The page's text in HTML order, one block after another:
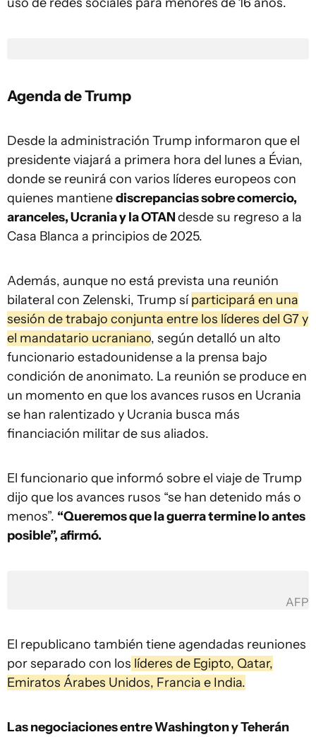
Agenda de Trump
Desde la administración Trump informaron que el
presidente viajará a primera hora del lunes a Évian,
donde se reunirá con varios líderes europeos con
quienes mantienediscrepancias sobre comercio,
aranceles, Ucrania y la OTANdesde su regreso a la
Casa Blanca a principios de 2025.
Además, aunque no está prevista una reunión
bilateral con Zelenski, Trump síparticipará en una
sesión de trabajo conjunta entre los líderes del G7 y
el mandatario ucraniano, según detalló un alto
funcionario estadounidense a la prensa bajo
condición de anonimato. La reunión se produce en
un momento en que los avances rusos en Ucrania
se han ralentizado y Ucrania busca más
financiación militar de sus aliados.
El funcionario que informó sobre el viaje de Trump
dijo que los avances rusos “se han detenido más o
menos”. “Queremos que la guerra termine lo antes
posible”, afirmó.
AFP
El republicano también tiene agendadas reuniones
por separado con los líderes de Egipto, Qatar,
Emiratos Árabes Unidos, Francia e India.
Las negociaciones entre Washington y Teherán